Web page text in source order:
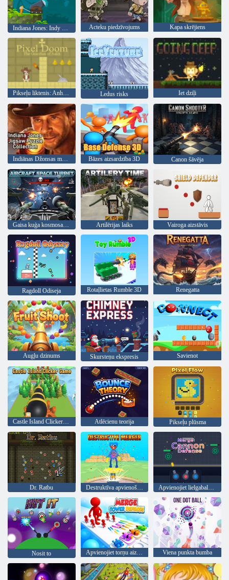
Indiana Jones: Indy Cannon Acteku piedzīvojums Kapa skrējiens
Pikseļu liktenis: Anhas aizbildnis Ledus risks Iet dziļi
Indiānas Džonsas mozaīkmīklas kolekcija Bāzes aizsardzība 3D Canon šāvēja
Gaisa kuģa kosmosa tornītis Artilērijas laiks Vairoga aizstāvis
Ragdoll Odiseja Rotaļlietas Rumble 3D Renegatta
Augļu dzinums Skursteņu ekspresis Savienot
Castle Island Clicker spēle Atlēcienu teorija Pikseļu plūsma
Dr. Ratbu Destruktīva apvienošanās Apvienojiet lielgabalu aizsardzību
Nosit to Apvienojiet torņu aizsardzību Viena punkta bumba